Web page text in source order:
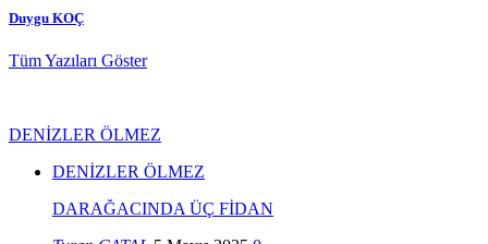
Duygu KOÇ
Tüm Yazıları Göster
DENİZLER ÖLMEZ
DENİZLER ÖLMEZ
DARAĞACINDA ÜÇ FİDAN